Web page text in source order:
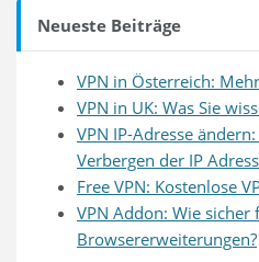
Neueste Beiträge
VPN in Österreich:
VPN in UK: Was Sie
VPN IP-Adresse
Verbergen der IP
Free VPN: Kostenlose
VPN Addon: Wie
Browsererweiterungen?